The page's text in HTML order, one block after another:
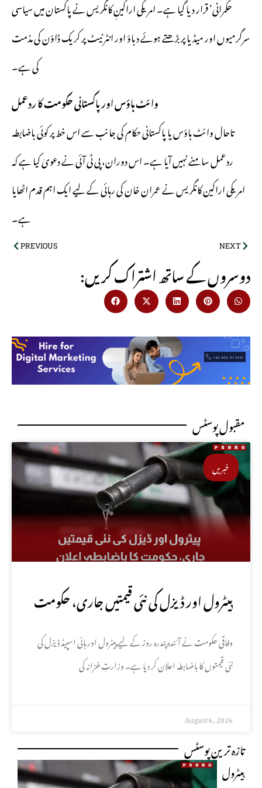
حکمرانی‘ قرار دیا گیا ہے۔ امریکی اراکینِ کانگریس نے پاکستان میں سیاسی
سرگرمیوں اور میڈیا پر بڑھتے ہوئے دباؤ اور انٹرنیٹ پر کریک ڈاؤن کی مذمت
کی ہے۔
وائٹ ہاؤس اور پاکستانی حکومت کا ردعمل
تاحال وائٹ ہاؤس یا پاکستانی حکام کی جانب سے اس خط پر کوئی باضابطہ
ردعمل سامنے نہیں آیا ہے۔ اس دوران، پی ٹی آئی نے دعویٰ کیا ہے کہ
امریکی اراکین کانگریس نے عمران خان کی رہائی کے لیے ایک اہم قدم اٹھایا
ہے۔
PREVIOUS NEXT
:دوسروں کے ساتھ اشتراک کریں
مقبول پوسٹس
خبریں
پیٹرول اور ڈیزل کی نئی قیمتیں جاری، حکومت
کا باضابطہ اعلان
وفاقی حکومت نے آئندہ پندرہ روز کے لیے پیٹرول اور ہائی اسپیڈ ڈیزل کی
نئی قیمتوں کا باضابطہ اعلان کر دیا ہے۔ وزارتِ خزانہ کی
August 6, 2026
تازہ ترین پوسٹس
پیٹرول